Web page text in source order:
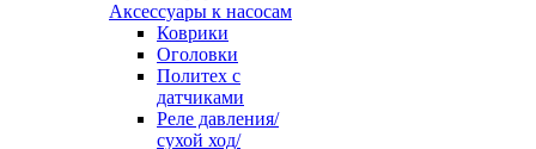
Аксессуары к насосам
Коврики
Оголовки
Политех с
датчиками
Реле давления/
сухой ход/